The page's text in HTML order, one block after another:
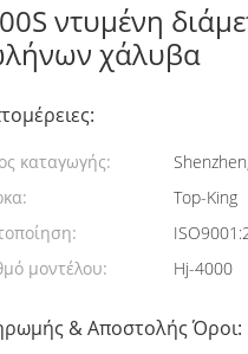
ντυμένη
χάλυβα
καταγωγής:
Top-King
μοντέλου:
Hj-4000
& Αποστολής Όροι: